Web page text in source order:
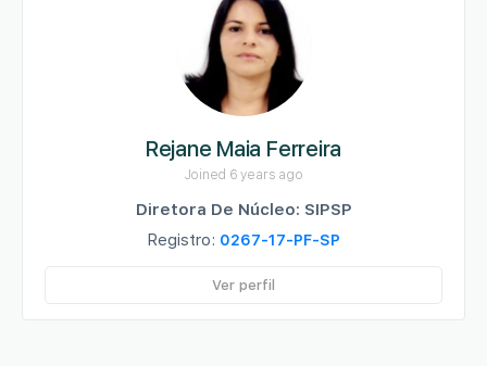
Rejane Maia Ferreira
Joined 6 years ago
Diretora De Núcleo: SIPSP
Registro: 0267-17-PF-SP
Ver perfil